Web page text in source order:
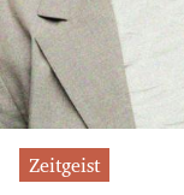
Zeitgeist